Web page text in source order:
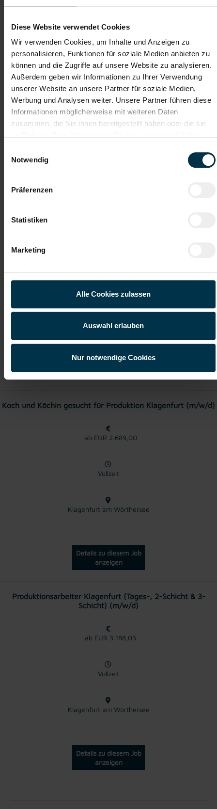
Diese Website verwendet Cookies
Wir verwenden Cookies, um Inhalte und Anzeigen zu
personalisieren, Funktionen für soziale Medien anbieten zu
können und die Zugriffe auf unsere Website zu analysieren.
Außerdem geben wir Informationen zu Ihrer Verwendung
unserer Website an unsere Partner für soziale Medien,
Werbung und Analysen weiter. Unsere Partner führen diese
Informationen möglicherweise mit weiteren Daten
zusammen, die Sie ihnen bereitgestellt haben oder die sie
Notwendig
Präferenzen
Statistiken
Marketing
Alle Cookies zulassen
Auswahl erlauben
Nur notwendige Cookies
zahlreichen Jobangeboten in verschiedenen Branchen und
uns auf ein Kennenlernen!
Karriere-Coaching mit der
besten Jobberatung
Zahlreiche Stellenangebote
in der regionalen Wirtschaft
mit nur 1 Bewerbung
Weitere interessante Jobmöglichkeiten
Vollzeit
Details zu diesem Job
anzeigen
Koch und Köchin gesucht für Produktion Klagenfurt (m/w/d)
ab EUR 2.689,00
Vollzeit
Klagenfurt am Wörthersee
Details zu diesem Job
anzeigen
Produktionsarbeiter Klagenfurt (Tages-, 2-Schicht & 3-
Schicht) (m/w/d)
ab EUR 3.188,03
Vollzeit
Klagenfurt am Wörthersee
Details zu diesem Job
anzeigen